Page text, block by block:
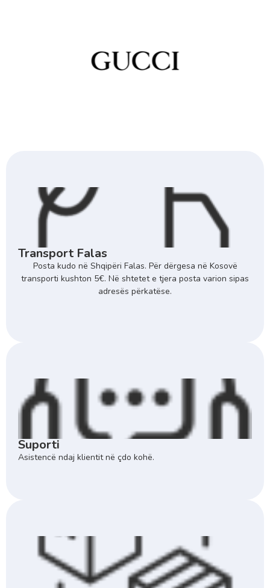
Transport Falas
Posta kudo në Shqipëri Falas. Për dërgesa në Kosovë
transporti kushton 5€. Në shtetet e tjera posta varion sipas
adresës përkatëse.
Suporti
Asistencë ndaj klientit në çdo kohë.